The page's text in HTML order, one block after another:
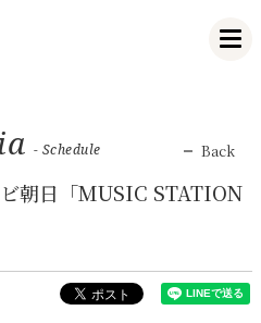
- Schedule Back
朝日「MUSIC STATION